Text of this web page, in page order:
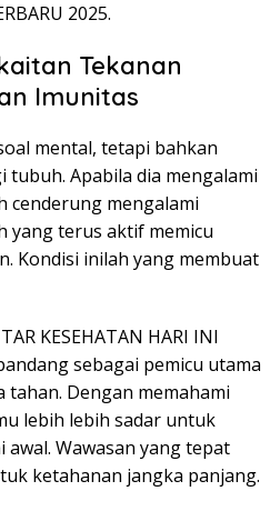
2025.
Tekanan
Imunitas
mental, tetapi bahkan
tubuh. Apabila dia mengalami
cenderung mengalami
yang terus aktif memicu
Kondisi inilah yang membuat
KESEHATAN HARI INI
sebagai pemicu utama
tahan. Dengan memahami
lebih lebih sadar untuk
Wawasan yang tepat
ketahanan jangka panjang.